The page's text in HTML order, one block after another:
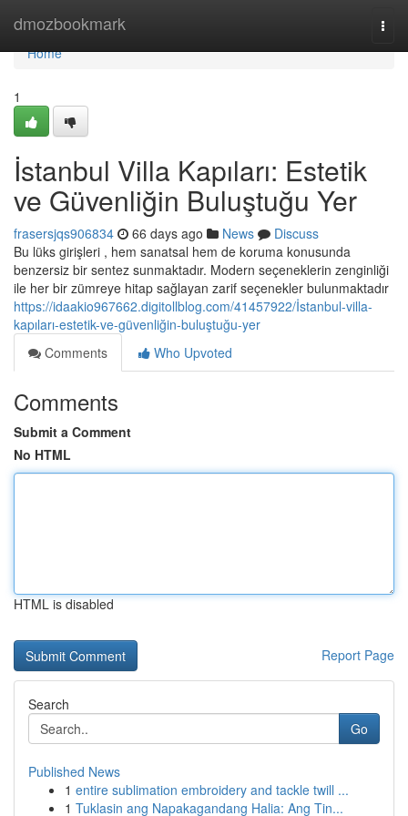
dmozbookmark
Home
Home
1
İstanbul Villa Kapıları: Estetik
ve Güvenliğin Buluştuğu Yer
frasersjqs906834 66 days ago News
Discuss
Bu lüks girişleri , hem sanatsal hem de koruma konusunda
benzersiz bir sentez sunmaktadır. Modern seçeneklerin zenginliği
ile her bir zümreye hitap sağlayan zarif seçenekler bulunmaktadır
https://idaakio967662.digitollblog.com/41457922/İstanbul-villa-
kapıları-estetik-ve-güvenliğin-buluştuğu-yer
Comments
Who Upvoted
Comments
Submit a Comment
No HTML
HTML is disabled
Report Page
Search
Go
Published News
1 entire sublimation embroidery and tackle twill ...
1 Tuklasin ang Napakagandang Halia: Ang Tin...